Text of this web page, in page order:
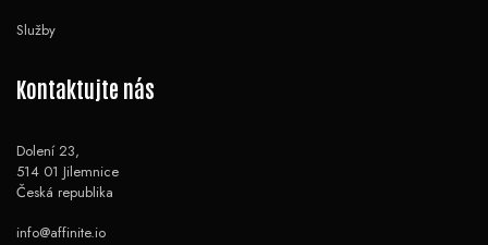
Služby
Kontaktujte nás
Dolení 23,
514 01 Jilemnice
Česká republika
info@affinite.io